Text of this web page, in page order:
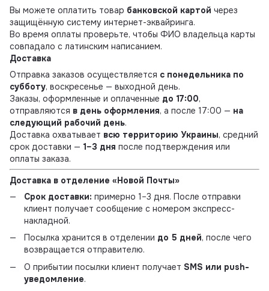
Вы можете оплатить товар банковской картой через
защищённую систему интернет-эквайринга.
Во время оплаты проверьте, чтобы ФИО владельца карты
совпадало с латинским написанием.
Доставка
Отправка заказов осуществляется с понедельника по
субботу, воскресенье — выходной день.
Заказы, оформленные и оплаченные до 17:00,
отправляются в день оформления, а после 17:00 — на
следующий рабочий день.
Доставка охватывает всю территорию Украины, средний
срок доставки — 1–3 дня после подтверждения или
оплаты заказа.
Доставка в отделение «Новой Почты»
Срок доставки: примерно 1–3 дня. После отправки
клиент получает сообщение с номером экспресс-
накладной.
Посылка хранится в отделении до 5 дней, после чего
возвращается отправителю.
О прибытии посылки клиент получает SMS или push-
уведомление.